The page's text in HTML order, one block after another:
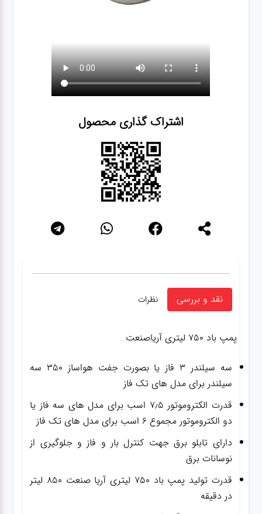
اشتراک گذاری محصول
نقد و بررسی نظرات
پمپ باد ۷۵۰ لیتری آریاصنعت
سه سیلندر ۳ فاز یا بصورت جفت هواساز ۳۵۰ سه
سیلندر برای مدل های تک فاز
قدرت الکتروموتور ۷٫۵ اسب برای مدل های سه فاز یا
دو الکتروموتور مجموع ۶ اسب برای مدل های تک فاز
دارای تابلو برق جهت کنترل بار و فاز و جلوگیری از
نوسانات برق
قدرت تولید پمپ باد ۷۵۰ لیتری آریا صنعت ۸۵۰ لیتر
در دقیقه